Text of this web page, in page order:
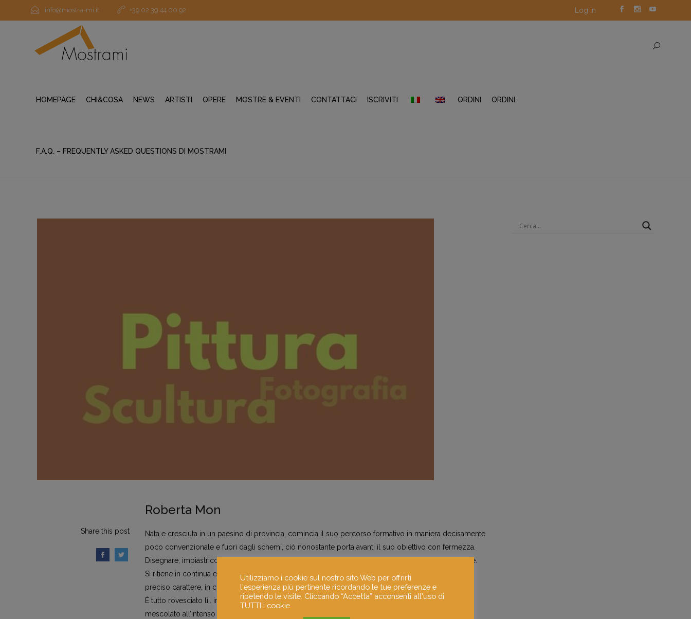
info@mostra-mi.it +39 02 39 44 00 92 Log in
HOMEPAGE CHI&COSA NEWS ARTISTI OPERE MOSTRE & EVENTI CONTATTACI ISCRIVITI ORDINI ORDINI
F.A.Q. – FREQUENTLY ASKED QUESTIONS DI MOSTRAMI
Roberta Mon
Share this post
Nata e cresciuta in un paesino di provincia, comincia il suo percorso formativo in maniera decisamente
poco convenzionale e fuori dagli schemi, ciò nonostante porta avanti il suo obiettivo con fermezza.
Disegnare, impiastricciare mani e viso, tirar fuori stati interiori attraverso colore ed eccentriche figure.
Si ritiene in continua evoluzione, crescita e ricerca, nell’intento di perfezionarsi e riconoscersi in un
preciso carattere, in continuo conflitto con ciò che non le piace e non riesce a cambiare..
È tutto rovesciato lì.. in quei chiaroscuri, nelle grafiti, nelle macchie d’acqua e colore.. nell’acrilico
mescolato all’intenso odore dell’olio, questo e ancora altro l’estro suggerirà .
Utilizziamo i cookie sul nostro sito Web per offrirti
l'esperienza più pertinente ricordando le tue preferenze e
ripetendo le visite. Cliccando “Accetta” acconsenti all'uso di
TUTTI i cookie.